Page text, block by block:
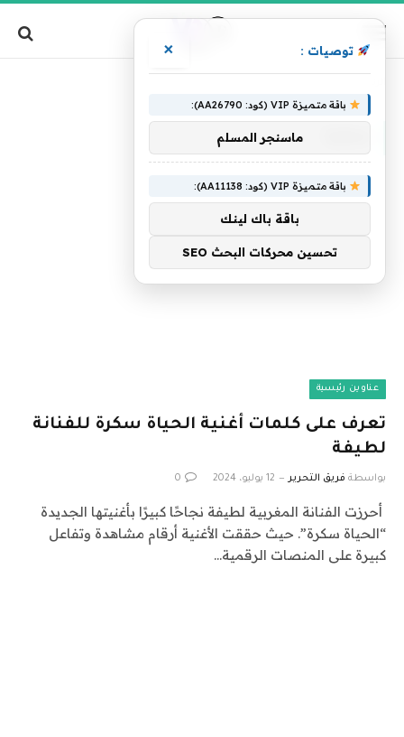
عناوين رئيسية
تعرف على كلمات أغنية الحياة سكرة للفنانة
لطيفة
بواسطة فريق التحرير 12 يوليو، 2024 0
أحرزت الفنانة المغربية لطيفة نجاحًا كبيرًا بأغنيتها الجديدة
“الحياة سكرة”. حيث حققت الأغنية أرقام مشاهدة وتفاعل
كبيرة على المنصات الرقمية…
توصيات : ×
باقة متميزة VIP (كود: AA26790):
ماسنجر المسلم
باقة متميزة VIP (كود: AA11138):
باقة باك لينك
تحسين محركات البحث SEO